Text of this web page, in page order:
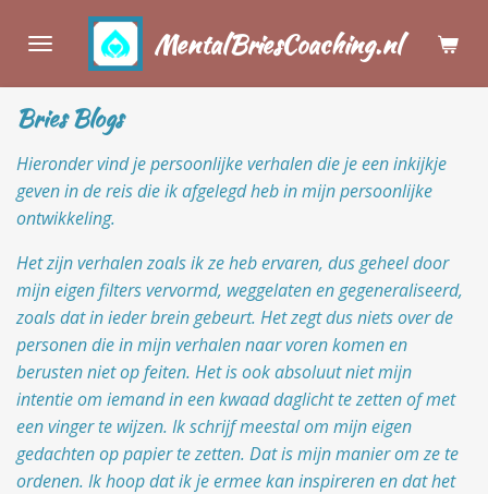
direct
de
hoofdinhoud
MentalBriesCoaching.nl
Bries Blogs
Hieronder vind je persoonlijke verhalen die je een inkijkje
geven in de reis die ik afgelegd heb in mijn persoonlijke
ontwikkeling.
Het zijn verhalen zoals ik ze heb ervaren, dus geheel door
mijn eigen filters vervormd, weggelaten en gegeneraliseerd,
zoals dat in ieder brein gebeurt. Het zegt dus niets over de
personen die in mijn verhalen naar voren komen en
berusten niet op feiten. Het is ook absoluut niet mijn
intentie om iemand in een kwaad daglicht te zetten of met
een vinger te wijzen. Ik schrijf meestal om mijn eigen
gedachten op papier te zetten. Dat is mijn manier om ze te
ordenen. Ik hoop dat ik je ermee kan inspireren en dat het